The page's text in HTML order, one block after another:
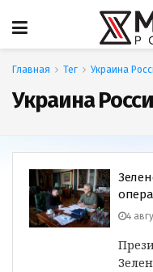
Главная Тег Украина
Украина
4